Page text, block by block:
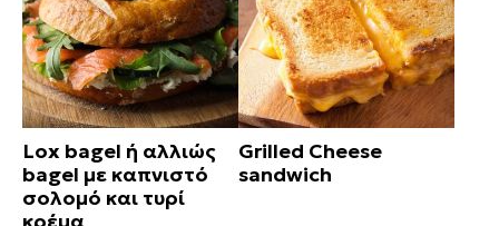
Lox bagel ή αλλιώς
bagel με καπνιστό
σολομό και τυρί
κρέμα
Grilled Cheese
sandwich